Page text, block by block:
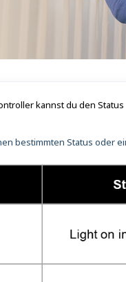
kannst du den
bestimmten Status oder